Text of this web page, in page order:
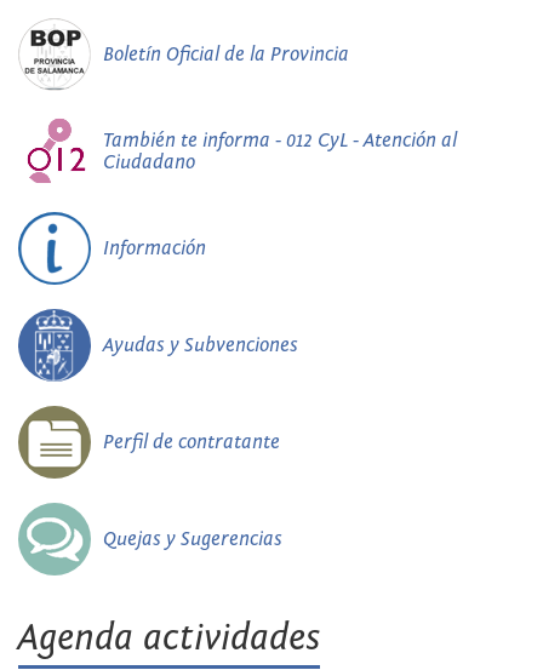
Boletín Oficial de la Provincia
También te informa - 012 CyL - Atención al
Ciudadano
Información
Ayudas y Subvenciones
Perfil de contratante
Quejas y Sugerencias
Agenda actividades